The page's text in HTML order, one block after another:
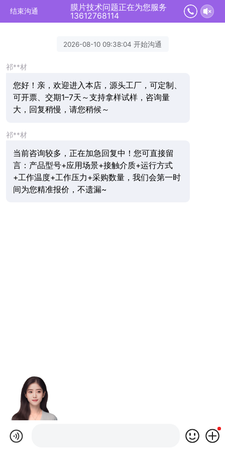
结束沟通
膜片技术问题正在为您服务
13612768114
2026-08-10 09:38:04 开始沟通
祁**材
您好！亲，欢迎进入本店，源头工厂，可定制、
可开票、交期1–7天～支持拿样试样，咨询量
大，回复稍慢，请您稍候～
祁**材
当前咨询较多，正在加急回复中！您可直接留
言：产品型号+应用场景+接触介质+运行方式
+工作温度+工作压力+采购数量，我们会第一时
间为您精准报价，不遗漏~